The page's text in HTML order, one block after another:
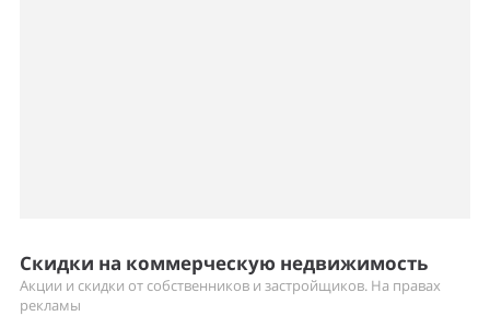
Скидки на коммерческую недвижимость
Акции и скидки от собственников и застройщиков. На правах
рекламы